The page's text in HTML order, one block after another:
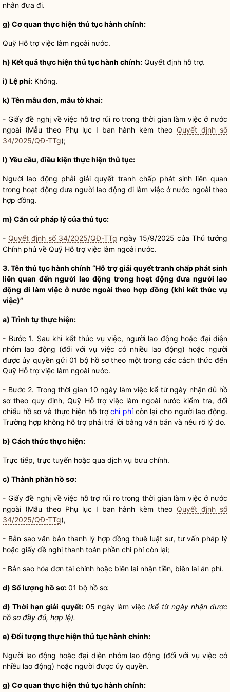
nhân đưa đi.
g) Cơ quan thực hiện thủ tục hành chính:
Quỹ Hỗ trợ việc làm ngoài nước.
h) Kết quả thực hiện thủ tục hành chính: Quyết định hỗ trợ.
i) Lệ phí: Không.
k) Tên mẫu đơn, mẫu tờ khai:
- Giấy đề nghị về việc hỗ trợ rủi ro trong thời gian làm việc ở nước
ngoài (Mẫu theo Phụ lục I ban hành kèm theo Quyết định số
34/2025/QĐ-TTg);
l) Yêu cầu, điều kiện thực hiện thủ tục:
Người lao động phảigiải quyết tranh chấp phát sinh liên quan
trong hoạt động đưa người lao động đi làm việc ở nước ngoài theo
hợp đồng.
m) Căn cứ pháp lý của thủ tục:
- Quyết định số 34/2025/QĐ-TTg ngày 15/9/2025 của Thủ tướng
Chính phủ về Quỹ Hỗ trợ việc làm ngoài nước.
3. Tênthủ tục hành chính “Hỗ trợgiải quyết tranh chấpphát sinh
liên quan đến người lao động trong hoạt động đưa người lao
động đi làm việc ở nước ngoài theo hợp đồng (khi kết thúc vụ
việc)”
a) Trình tự thực hiện:
- Bước 1. Sau khi kết thúc vụ việc, người lao động hoặc đại diện
nhóm lao động (đối với vụ việc có nhiều lao động) hoặc người
được ủy quyềngửi 01 bộ hồ sơtheo một trong các cách thức đến
Quỹ Hỗ trợ việc làm ngoài nước.
- Bước 2. Trong thời gian 10 ngày làm việc kể từ ngày nhận đủ hồ
sơtheo quy định, Quỹ Hỗ trợ việc làm ngoài nước kiểm tra, đối
chiếu hồ sơvà thực hiện hỗ trợchi phícòn lại cho người lao động.
Trường hợp không hỗ trợ phải trả lời bằng văn bản và nêu rõ lý do.
b) Cách thức thực hiện:
Trực tiếp, trực tuyến hoặc qua dịch vụ bưu chính.
c) Thành phần hồ sơ:
- Giấy đề nghị về việc hỗ trợ rủi ro trong thời gian làm việc ở nước
ngoài (Mẫu theo Phụ lục I ban hành kèm theo Quyết định số
34/2025/QĐ-TTg),
- Bản sao văn bản thanh lý hợp đồng thuê luật sư, tư vấn pháp lý
hoặc giấy đề nghị thanh toán phần chi phícòn lại;
- Bản sao hóa đơn tài chính hoặc biên lai nhận tiền, biên lai án phí.
d) Số lượng hồ sơ:01 bộ hồ sơ.
đ) Thời hạn giải quyết:05 ngày làm việc (kể từ ngày nhận được
hồ sơđầy đủ, hợp lệ).
e) Đối tượng thực hiện thủ tục hành chính:
Người lao động hoặc đại diện nhóm lao động (đối với vụ việc có
nhiều lao động) hoặc người được ủy quyền.
g) Cơ quan thực hiện thủ tục hành chính: